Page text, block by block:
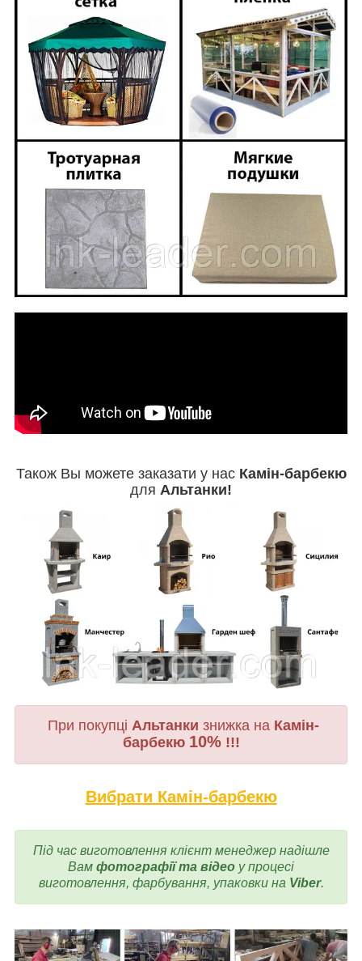
Також Вы можете заказати у нас Камін-барбекю
для Альтанки!
При покупці Альтанки знижка на Камін-
барбекю 10%!!!
Вибрати Камін-барбекю
Під час виготовлення клієнт менеджер надішле
Вам фотографії та відео у процесі
виготовлення, фарбування, упаковки на Viber.